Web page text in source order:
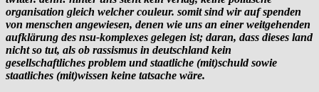
organisation gleich welcher couleur. somit sind wir auf spenden
von menschen angewiesen, denen wie uns an einer weitgehenden
aufklärung des nsu-komplexes gelegen ist; daran, dass dieses land
nicht so tut, als ob rassismus in deutschland kein
gesellschaftliches problem und staatliche (mit)schuld sowie
staatliches (mit)wissen keine tatsache wäre.